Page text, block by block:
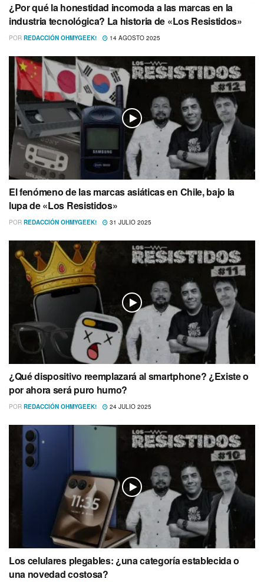
¿Por qué la honestidad incomoda a las marcas en la
industria tecnológica? La historia de «Los Resistidos»
POR REDACCIÓN OHMYGEEK! 14 AGOSTO 2025
El fenómeno de las marcas asiáticas en Chile, bajo la
lupa de «Los Resistidos»
POR REDACCIÓN OHMYGEEK! 31 JULIO 2025
¿Qué dispositivo reemplazará al smartphone? ¿Existe o
por ahora será puro humo?
POR REDACCIÓN OHMYGEEK! 24 JULIO 2025
Los celulares plegables: ¿una categoría establecida o
una novedad costosa?